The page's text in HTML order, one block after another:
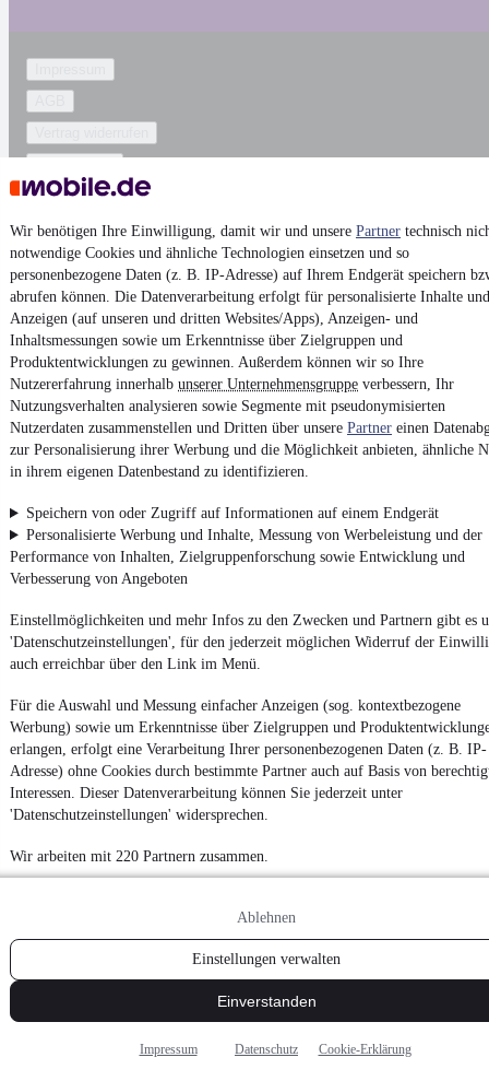
Wir benötigen Ihre Einwilligung, damit wir und unsere Partner technisch
notwendige Cookies und ähnliche Technologien einsetzen und so
personenbezogene Daten (z. B. IP-Adresse) auf Ihrem Endgerät speichern
abrufen können. Die Datenverarbeitung erfolgt für personalisierte Inhalte und
Anzeigen (auf unseren und dritten Websites/Apps), Anzeigen- und
Inhaltsmessungen sowie um Erkenntnisse über Zielgruppen und
Produktentwicklungen zu gewinnen. Außerdem können wir so Ihre
Nutzererfahrung innerhalb unserer Unternehmensgruppe verbessern, Ihr
Nutzungsverhalten analysieren sowie Segmente mit pseudonymisierten
Nutzerdaten zusammenstellen und Dritten über unsere Partner einen
zur Personalisierung ihrer Werbung und die Möglichkeit anbieten, ähnliche
in ihrem eigenen Datenbestand zu identifizieren.
Speichern von oder Zugriff auf Informationen auf einem Endgerät
Personalisierte Werbung und Inhalte, Messung von Werbeleistung und der
Performance von Inhalten, Zielgruppenforschung sowie Entwicklung und
Verbesserung von Angeboten
Einstellmöglichkeiten und mehr Infos zu den Zwecken und Partnern gibt es
'Datenschutzeinstellungen', für den jederzeit möglichen Widerruf der
auch erreichbar über den Link im Menü.
Für die Auswahl und Messung einfacher Anzeigen (sog. kontextbezogene
Werbung) sowie um Erkenntnisse über Zielgruppen und
erlangen, erfolgt eine Verarbeitung Ihrer personenbezogenen Daten (z. B. IP-
Adresse) ohne Cookies durch bestimmte Partner auch auf Basis von
Interessen. Dieser Datenverarbeitung können Sie jederzeit unter
'Datenschutzeinstellungen' widersprechen.
Wir arbeiten mit 220 Partnern zusammen.
Ablehnen
Einstellungen verwalten
Einverstanden
Impressum Datenschutz Cookie-Erklärung
Datenschutzeinstellungen
Erklärung zur Barrierefreiheit
Report Security Vulnerability (English)
Powered by
TopSkoda Leasing-AngeboteundSkoda Gebrauchtwagen
Fahrzeuge gibt es beimobile.de